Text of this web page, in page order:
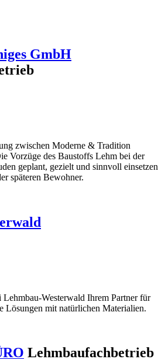
GmbH
zwischen Moderne & Tradition
Vorzüge des Baustoffs Lehm bei der
geplant, gezielt und sinnvoll einsetzen
späteren Bewohner.
Westerwald Ihrem Partner für
Lösungen mit natürlichen Materialien.
Lehmbaufachbetrieb